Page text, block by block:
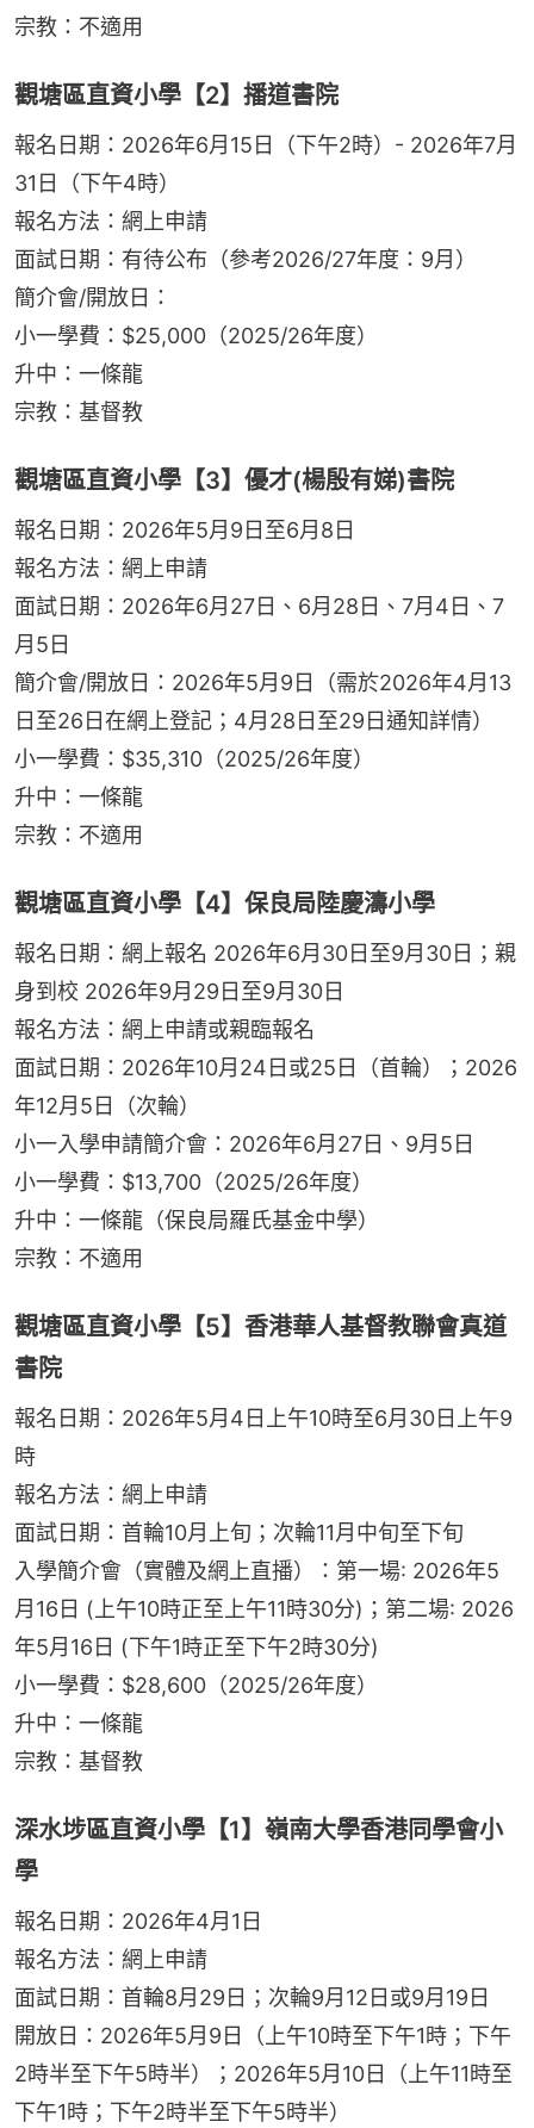
宗教：不適用
觀塘區直資小學【2】播道書院
報名日期：2026年6月15日（下午2時）- 2026年7月
31日（下午4時）
報名方法：網上申請
面試日期：有待公布（參考2026/27年度：9月）
簡介會/開放日：
小一學費：$25,000（2025/26年度）
升中：一條龍
宗教：基督教
觀塘區直資小學【3】優才(楊殷有娣)書院
報名日期：2026年5月9日至6月8日
報名方法：網上申請
面試日期：2026年6月27日、6月28日、7月4日、7
月5日
簡介會/開放日：2026年5月9日（需於2026年4月13
日至26日在網上登記；4月28日至29日通知詳情）
小一學費：$35,310（2025/26年度）
升中：一條龍
宗教：不適用
觀塘區直資小學【4】保良局陸慶濤小學
報名日期：網上報名 2026年6月30日至9月30日；親
身到校 2026年9月29日至9月30日
報名方法：網上申請或親臨報名
面試日期：2026年10月24日或25日（首輪）；2026
年12月5日（次輪）
小一入學申請簡介會：2026年6月27日、9月5日
小一學費：$13,700（2025/26年度）
升中：一條龍（保良局羅氏基金中學）
宗教：不適用
觀塘區直資小學【5】香港華人基督教聯會真道
書院
報名日期：2026年5月4日上午10時至6月30日上午9
時
報名方法：網上申請
面試日期：首輪10月上旬；次輪11月中旬至下旬
入學簡介會（實體及網上直播）：第一場: 2026年5
月16日 (上午10時正至上午11時30分)；第二場: 2026
年5月16日 (下午1時正至下午2時30分)
小一學費：$28,600（2025/26年度）
升中：一條龍
宗教：基督教
深水埗區直資小學【1】嶺南大學香港同學會小
學
報名日期：2026年4月1日
報名方法：網上申請
面試日期：首輪8月29日；次輪9月12日或9月19日
開放日：2026年5月9日（上午10時至下午1時；下午
2時半至下午5時半）；2026年5月10日（上午11時至
下午1時；下午2時半至下午5時半）